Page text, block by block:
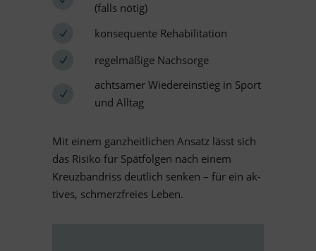
(falls nötig)
kon­se­quente Rehabilitation
re­gel­mä­ßige Nachsorge
acht­sa­mer Wie­der­ein­stieg in Sport
und Alltag
Mit ei­nem ganz­heit­li­chen An­satz lässt sich
das Ri­siko für Spät­fol­gen nach ei­nem
Kreuz­band­riss deut­lich sen­ken – für ein ak­
ti­ves, schmerz­freies Leben.